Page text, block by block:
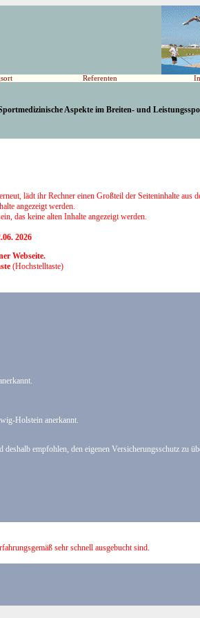
Referenten
Aspekte im Breiten- und
lädt ihr Rechner einen Großteil der Seiteninhalte
angezeigt werden.
das keine alten Inhalte angezeigt werden.
2026
Webseite.
(Hochstelltaste)
Holstein anerkannt.
empfohlen, den eigenen Versicherungsschutz zu
sehr schnell ausgebucht sind.